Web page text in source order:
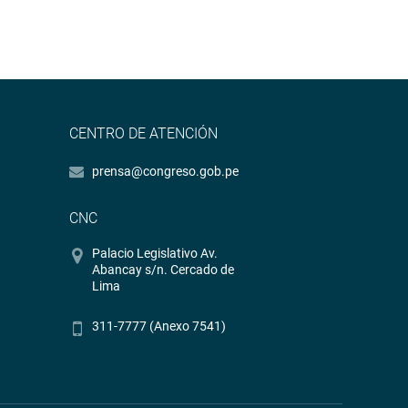
CENTRO DE ATENCIÓN
prensa@congreso.gob.pe
CNC
Palacio Legislativo Av.
Abancay s/n. Cercado de
Lima
311-7777 (Anexo 7541)